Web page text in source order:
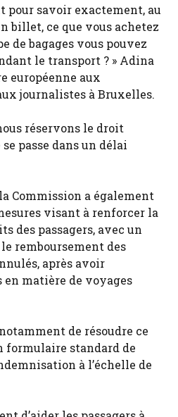
pour savoir exactement, au
billet, ce que vous achetez
de bagages vous pouvez
le transport ? » Adina
européenne aux
journalistes à Bruxelles.
réservons le droit
passe dans un délai
Commission a également
visant à renforcer la
des passagers, avec un
remboursement des
après avoir
en matière de voyages
de résoudre ce
formulaire standard de
à l’échelle de